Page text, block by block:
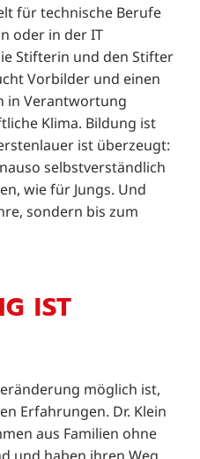
für technische Berufe
oder in der IT
Stifterin und den Stifter
Vorbilder und einen
in Verantwortung
Klima. Bildung ist
ist überzeugt:
selbstverständlich
wie für Jungs. Und
sondern bis zum
IST
möglich ist,
Erfahrungen. Dr. Klein
aus Familien ohne